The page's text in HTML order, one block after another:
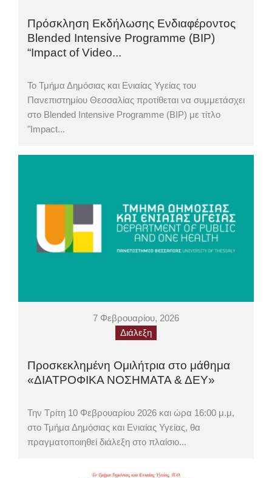
Πρόσκληση Εκδήλωσης Ενδιαφέροντος
Blended Intensive Programme (BIP)
“Impact of Video...
Το Τμήμα Δημόσιας και Ενιαίας Υγείας του
Πανεπιστημίου Θεσσαλίας προτίθεται να συμμετάσχει
στο Blended Intensive Programme (BIP) με τίτλο
"Impact...
7 Φεβρουαρίου, 2026
Διάλεξη
Προσκεκλημένη Ομιλήτρια στο μάθημα
«ΔΙΑΤΡΟΦΙΚΑ ΝΟΣΗΜΑΤΑ & ΔΕΥ»
Την Τρίτη 10 Φεβρουαρίου 2026 και ώρα 16:00 μ.μ,
στο Τμήμα Δημόσιας και Ενιαίας Υγείας, θα
πραγματοποιηθεί διάλεξη στο πλαίσιο...